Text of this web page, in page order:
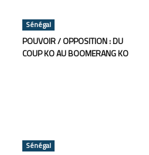
Sénégal
POUVOIR / OPPOSITION : DU
COUP KO AU BOOMERANG KO
Sénégal